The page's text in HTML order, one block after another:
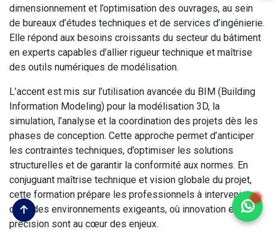
dimensionnement et l’optimisation des ouvrages, au sein
de bureaux d’études techniques et de services d’ingénierie.
Elle répond aux besoins croissants du secteur du bâtiment
en experts capables d’allier rigueur technique et maîtrise
des outils numériques de modélisation.
L’accent est mis sur l’utilisation avancée du BIM (Building
Information Modeling) pour la modélisation 3D, la
simulation, l’analyse et la coordination des projets dès les
phases de conception. Cette approche permet d’anticiper
les contraintes techniques, d’optimiser les solutions
structurelles et de garantir la conformité aux normes. En
conjuguant maîtrise technique et vision globale du projet,
cette formation prépare les professionnels à intervenir
dans des environnements exigeants, où innovation et
précision sont au cœur des enjeux.